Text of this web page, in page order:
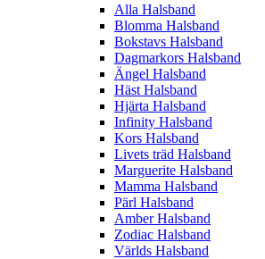
Alla Halsband
Blomma Halsband
Bokstavs Halsband
Dagmarkors Halsband
Ängel Halsband
Häst Halsband
Hjärta Halsband
Infinity Halsband
Kors Halsband
Livets träd Halsband
Marguerite Halsband
Mamma Halsband
Pärl Halsband
Amber Halsband
Zodiac Halsband
Världs Halsband